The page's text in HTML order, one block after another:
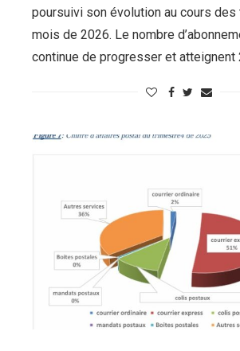
poursuivi son évolution au cours
mois de 2026. Le nombre
continue de progresser et atteignent